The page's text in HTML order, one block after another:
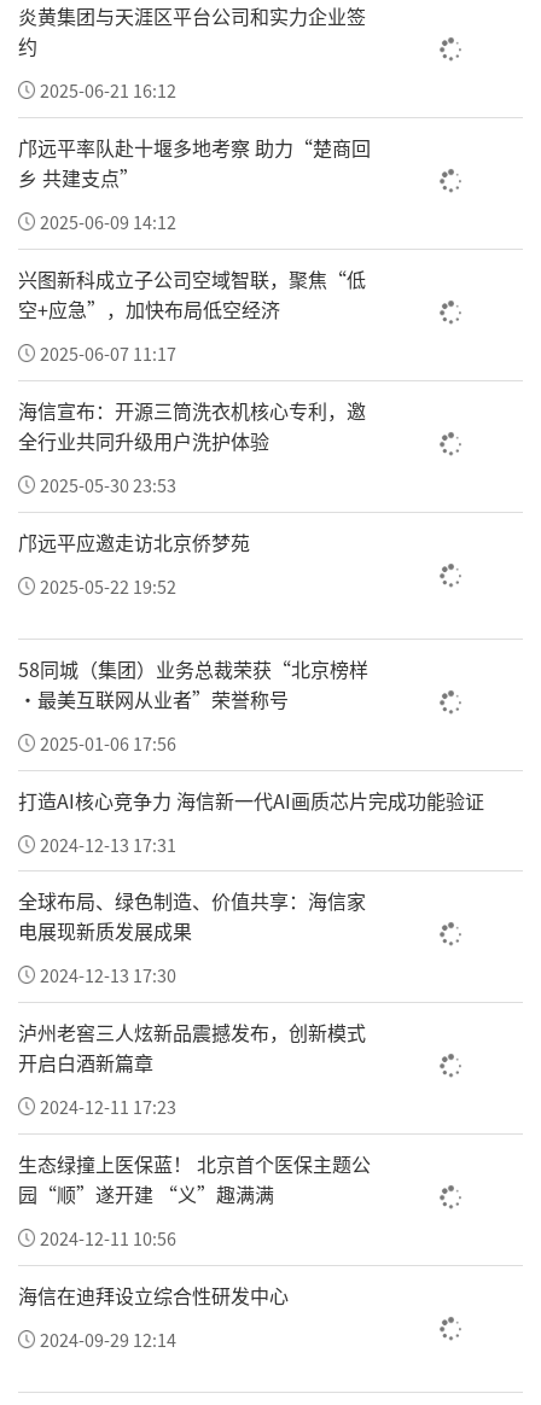
"一号发展工程"瞄准"往高攀升、向新进军、以
融提效"，加快构建以数字经济为核心的产业体
系，以超常力度一体建设教育、科技、人才强
省，推进理论、制度、科技、文化等的创新。
"一号改革工程"重点推动从便捷服务向增值服
务、赋能服务的升级，进一步激发民营经济活
力，探索有利于共同富裕的体制机制。
"一号开放工程"聚焦拓市场、优布局、聚资
源、引人才、强总部，目标是实现浙江经济、
国内浙江人经济、海外浙江人经济的融合、发
展提质。
三个"一号工程"并不是头痛医头、脚痛医脚的
工业振兴方案，而是通过招商引资、营商环
境、科技创新、人才培养等一揽子、多链路的
联动，去激活整个第二、第三产业。
这或意味着，江苏日后不再是广东的唯一对
手，冉冉升起的浙江也是广东不能忽视的。
而江浙沪组成的长三角，未来将持续给广东领
衔的大湾区，带来巨大的压力。
浙江对制造业的重视，再次证明了制造业对拉
动经济的重要性作用。
但说广东不重视制造业，显然是冤枉了广东。
时至今日，广东都是狭义上"世界工厂"的代名
词。
那么问题到底出在哪里？
工业门类庞杂，看问题不能胡子眉毛一把抓。
但门类再多， 更体现发展质量的规上工业，都
是一个极其有代表性的指标。
从上半年规上工业增加值增速看，江苏(8.
3%)、浙江(4.7%)、广东(2.5%)，三者只有广
炎黄集团与天涯区平台公司和实力企业签
约
2025-06-21 16:12
邝远平率队赴十堰多地考察 助力“楚商回
乡 共建支点”
2025-06-09 14:12
兴图新科成立子公司空域智联，聚焦“低
空+应急”，加快布局低空经济
2025-06-07 11:17
海信宣布：开源三筒洗衣机核心专利，邀
全行业共同升级用户洗护体验
2025-05-30 23:53
邝远平应邀走访北京侨梦苑
2025-05-22 19:52
58同城（集团）业务总裁荣获“北京榜样
·最美互联网从业者”荣誉称号
2025-01-06 17:56
打造AI核心竞争力 海信新一代AI画质芯片完成功能验证
2024-12-13 17:31
全球布局、绿色制造、价值共享：海信家
电展现新质发展成果
2024-12-13 17:30
泸州老窖三人炫新品震撼发布，创新模式
开启白酒新篇章
2024-12-11 17:23
生态绿撞上医保蓝！ 北京首个医保主题公
园“顺”遂开建 “义”趣满满
2024-12-11 10:56
海信在迪拜设立综合性研发中心
2024-09-29 12:14